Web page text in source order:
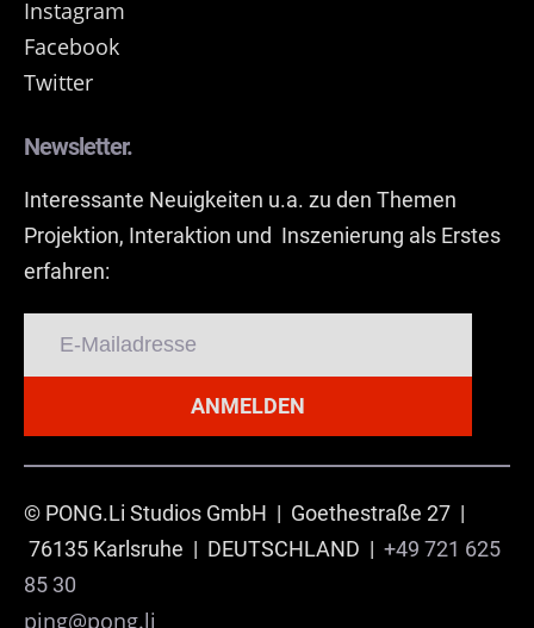
Instagram
Facebook
Twitter
Newsletter.
Interessante Neuigkeiten u.a. zu den Themen
Projektion, Interaktion und Inszenierung als Erstes
erfahren:
ANMELDEN
© PONG.Li Studios GmbH | Goethestraße 27 |
76135 Karlsruhe | DEUTSCHLAND | +49 721 625
85 30
ping@pong.li